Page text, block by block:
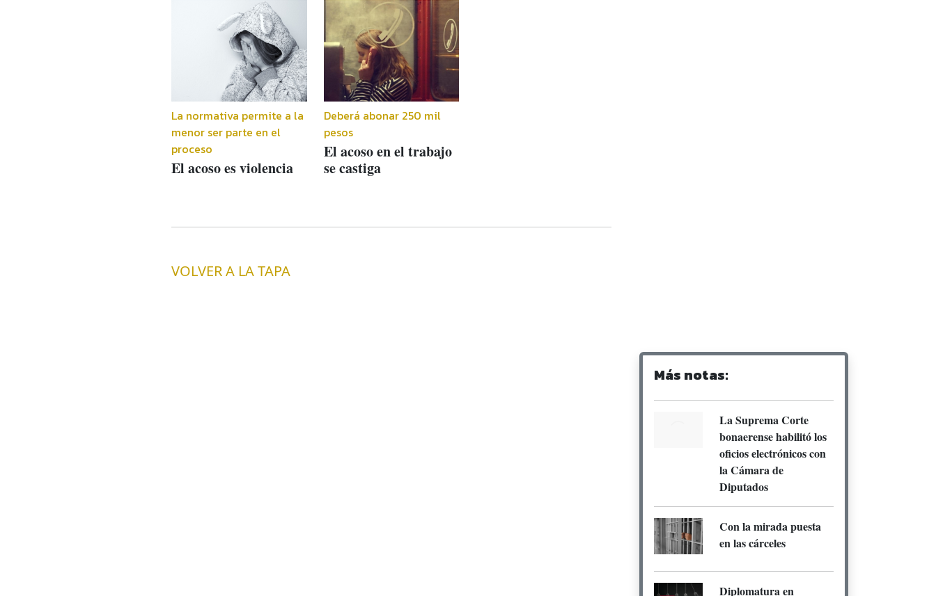
La normativa permite a la
menor ser parte en el
proceso
El acoso es violencia
Deberá abonar 250 mil
pesos
El acoso en el trabajo
se castiga
VOLVER A LA TAPA
Más notas:
La Suprema Corte
bonaerense habilitó los
oficios electrónicos con
la Cámara de
Diputados
Con la mirada puesta
en las cárceles
Diplomatura en